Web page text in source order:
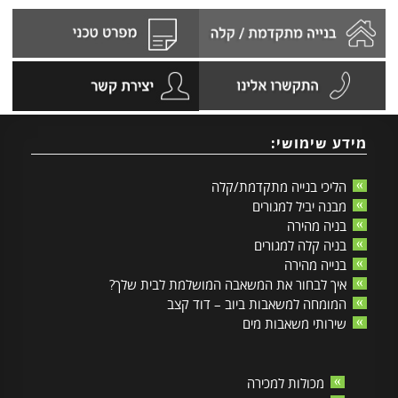
מידע שימושי:
הליכי בנייה מתקדמת/קלה
מבנה יביל למגורים
בניה מהירה
בניה קלה למגורים
בנייה מהירה
איך לבחור את המשאבה המושלמת לבית שלך?
המומחה למשאבות ביוב – דוד קצב
שירותי משאבות מים
מכולות למכירה